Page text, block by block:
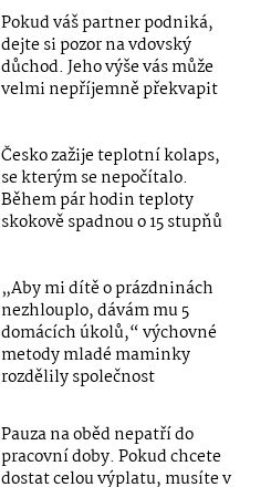
Pokud váš partner podniká,
dejte si pozor na vdovský
důchod. Jeho výše vás může
velmi nepříjemně překvapit
Česko zažije teplotní kolaps,
se kterým se nepočítalo.
Během pár hodin teploty
skokově spadnou o 15 stupňů
„Aby mi dítě o prázdninách
nezhlouplo, dávám mu 5
domácích úkolů,“ výchovné
metody mladé maminky
rozdělily společnost
Pauza na oběd nepatří do
pracovní doby. Pokud chcete
dostat celou výplatu, musíte v